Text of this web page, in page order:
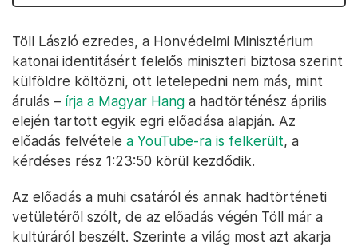
Töll László ezredes, a Honvédelmi Minisztérium
katonai identitásért felelős miniszteri biztosa szerint
külföldre költözni, ott letelepedni nem más, mint
árulás – írja a Magyar Hang a hadtörténész április
elején tartott egyik egri előadása alapján. Az
előadás felvétele a YouTube-ra is felkerült, a
kérdéses rész 1:23:50 körül kezdődik.
Az előadás a muhi csatáról és annak hadtörténeti
vetületéről szólt, de az előadás végén Töll már a
kultúráról beszélt. Szerinte a világ most azt akarja